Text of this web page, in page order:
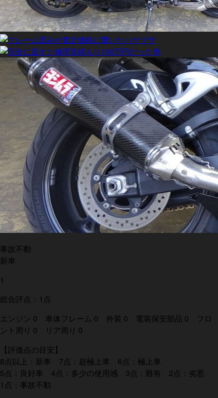
事故不動
新車
1
総合評点：1点
エンジン 0 車体フレーム 0 外装 0 電装保安部品 0 フロ
ント周り 0 リア周り 0
【評価点の目安】
8点以上：新車 7点：超極上車 6点：極上車
5点：良好車 4点：多少の使用感 3点：難有 2点：劣悪
1点：事故不動